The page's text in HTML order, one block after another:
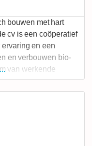
bouwen met hart
cv is een coöperatief
en een
en verbouwen bio-
van werkende
kilometer en 30
we duurzame